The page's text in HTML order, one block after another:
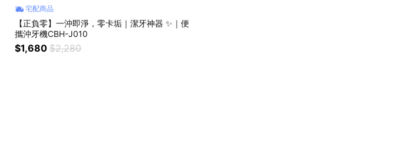
宅配商品
【正負零】一沖即淨，零卡垢｜潔牙神器 ✨｜便
攜沖牙機CBH-J010
$1,680 $2,280